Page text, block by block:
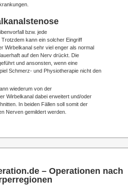
bzw. jede
kann ein solcher Eingriff
Wirbelkanal sehr viel enger als normal
auf den Nerv drückt. Die
und ansonsten, wenn eine
Schmerz- und Physiotherapie nicht den
wiederum von der
Wirbelkanal dabei erweitert und/oder
In beiden Fällen soll somit der
Nerven gemildert werden.
– Operationen nach